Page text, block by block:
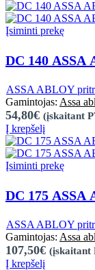
Įsiminti prekę
DC 140
ASSA ABLOY
Assa
54,80€ (įskaitant
Į krepšelį
Įsiminti prekę
DC 175
ASSA ABLOY
Assa
107,50€ (įskaitant
Į krepšelį